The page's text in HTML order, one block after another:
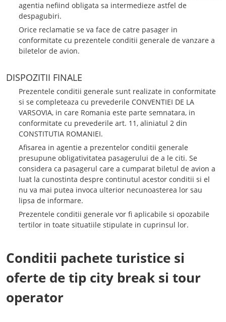
agentia nefiind obligata sa intermedieze astfel de
despagubiri.
Orice reclamatie se va face de catre pasager in
conformitate cu prezentele conditii generale de vanzare a
biletelor de avion.
DISPOZITII FINALE
Prezentele conditii generale sunt realizate in conformitate
si se completeaza cu prevederile CONVENTIEI DE LA
VARSOVIA, in care Romania este parte semnatara, in
conformitate cu prevederile art. 11, aliniatul 2 din
CONSTITUTIA ROMANIEI.
Afisarea in agentie a prezentelor conditii generale
presupune obligativitatea pasagerului de a le citi. Se
considera ca pasagerul care a cumparat biletul de avion a
luat la cunostinta despre continutul acestor conditii si el
nu va mai putea invoca ulterior necunoasterea lor sau
lipsa de informare.
Prezentele conditii generale vor fi aplicabile si opozabile
tertilor in toate situatiile stipulate in cuprinsul lor.
Conditii pachete turistice si
oferte de tip city break si tour
operator